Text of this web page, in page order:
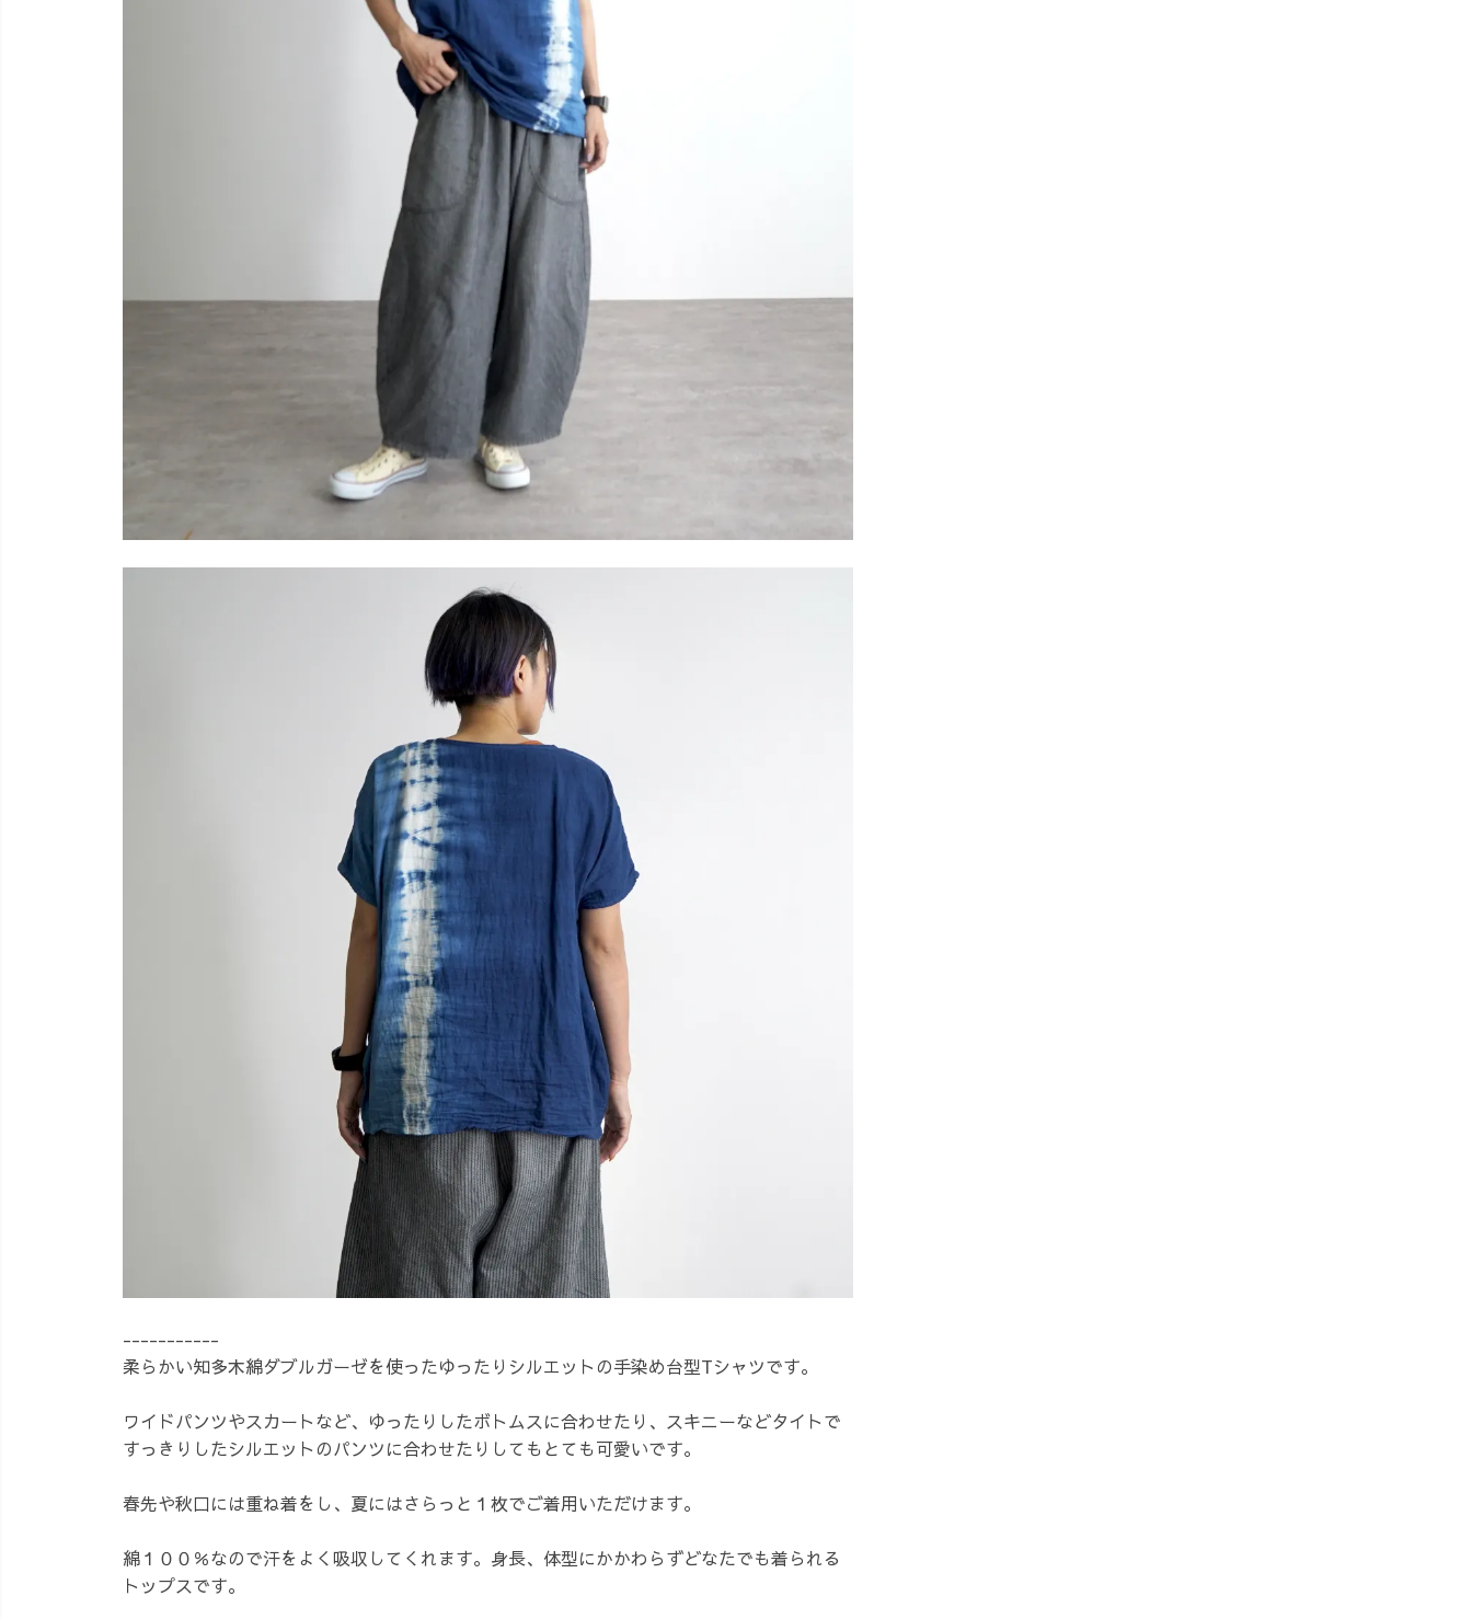
-----------
柔らかい知多木綿ダブルガーゼを使ったゆったりシルエットの手染め台型Tシャツです。
ワイドパンツやスカートなど、ゆったりしたボトムスに合わせたり、スキニーなどタイトで
すっきりしたシルエットのパンツに合わせたりしてもとても可愛いです。
春先や秋口には重ね着をし、夏にはさらっと１枚でご着用いただけます。
綿１００％なので汗をよく吸収してくれます。身長、体型にかかわらずどなたでも着られる
トップスです。